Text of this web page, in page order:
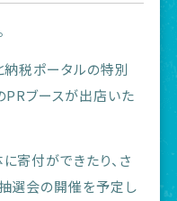
税ポータルの特別
PRブースが出店いた
寄付ができたり、さ
選会の開催を予定し